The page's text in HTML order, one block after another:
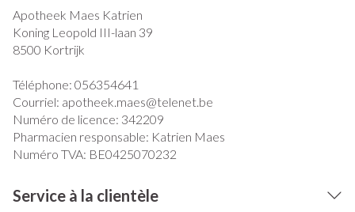
Apotheek Maes Katrien
Koning Leopold III-laan 39
8500 Kortrijk
Téléphone: 056354641
Courriel: apotheek.maes@telenet.be
Numéro de licence: 342209
Pharmacien responsable: Katrien Maes
Numéro TVA: BE0425070232
Service à la clientèle